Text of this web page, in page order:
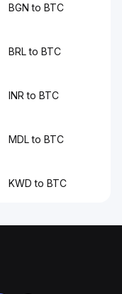
BGN to BTC
BRL to BTC
INR to BTC
MDL to BTC
KWD to BTC